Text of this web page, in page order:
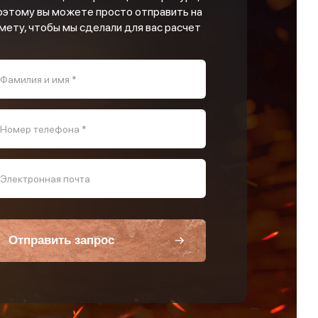
вы можете просто отправить на
чтобы мы сделали для вас расчет
Фамилия и имя *
Номер телефона *
Электронная почта
Отправить запрос